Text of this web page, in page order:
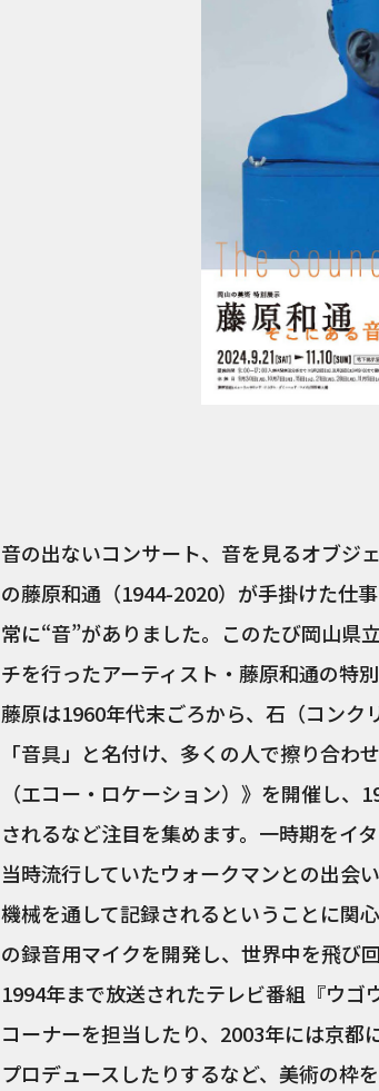
音の出ないコンサート、音を見るオブ
の藤原和通（1944-2020）が手掛けた仕
常に“音”がありました。このたび岡山県
チを行ったアーティスト・藤原和通の特
藤原は1960年代末ごろから、石（コンク
「音具」と名付け、多くの人で擦り合
（エコー・ロケーション）》を開催し
されるなど注目を集めます。一時期をイ
当時流行していたウォークマンとの出会
機械を通して記録されるということに関
の録音用マイクを開発し、世界中を飛び
1994年まで放送されたテレビ番組『ウ
コーナーを担当したり、2003年には京都
プロデュースしたりするなど、美術の枠